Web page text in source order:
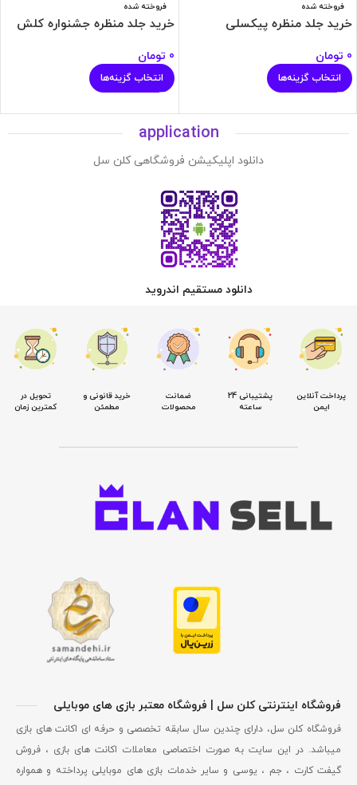
فروخته شده
خرید جلد منظره پیکسلی
0 تومان
انتخاب گزینه‌ها
فروخته شده
خرید جلد منظره جشنواره کلش
0 تومان
انتخاب گزینه‌ها
application
دانلود اپلیکیشن فروشگاهی کلن سل
دانلود مستقیم اندروید
پرداخت آنلاین
ایمن
پشتیبانی 24
ساعته
ضمانت
محصولات
خرید قانونی و
مطمئن
تحویل در
کمترین زمان
فروشگاه اینترنتی کلن سل | فروشگاه معتبر بازی های موبایلی
فروشگاه کلن سل، دارای چندین سال سابقه تخصصی و حرفه ای اکانت های بازی
میباشد. در این سایت به صورت اختصاصی معاملات اکانت های بازی ، فروش
گیفت کارت ، جم ، یوسی و سایر خدمات بازی های موبایلی پرداخته و همواره